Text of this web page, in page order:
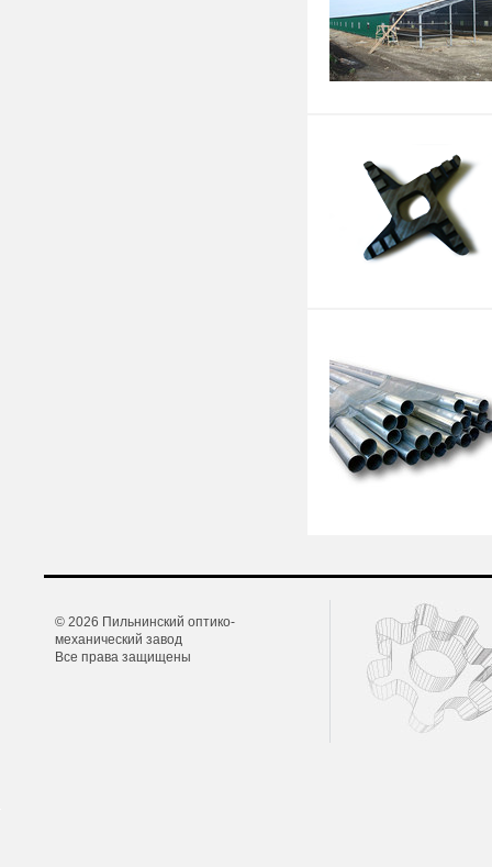
© 2026 Пильнинский оптико-
механический завод
Все права защищены